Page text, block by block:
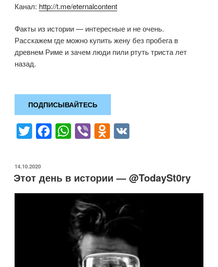
Канал: http://t.me/eternalcontent
Факты из истории — интересные и не очень. ️
Расскажем где можно купить жену без пробега в
древнем Риме и зачем люди пили ртуть триста лет
назад.
ПОДПИСЫВАЙТЕСЬ
T
wi
tt
er
F
a
e
b
W
h
s
A
p
p
Vi
b
O
d
o
kl
ss
ni
ki
ОПУБЛИКОВАНО
14.10.2020
Этот день в истории — @TodaySt0ry